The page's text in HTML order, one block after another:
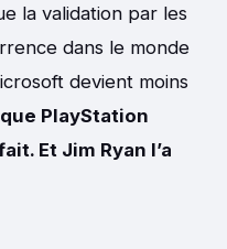
la validation par les
dans le monde
devient moins
PlayStation
Et Jim Ryan l’a